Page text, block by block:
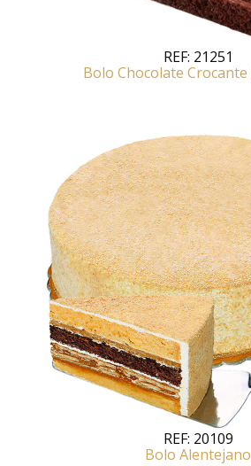
REF: 21251
Bolo Chocolate
REF: 20109
Bolo Alentejano